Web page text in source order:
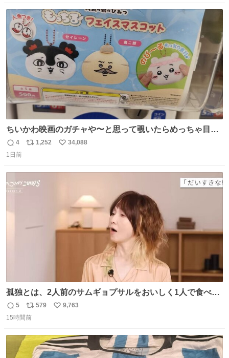
ト
数
数
ちいかわ映画のガチャや〜と思って覗いたらめっちゃ目合
って気まずい
返
信
4
リ
ト
1,252
い
34,088
1日前
孤独とは、2人前のサムギョプサルをおいしく1人で食べる
ことである←好きすぎる
返
信
5
リ
ポ
ト
数
579
い
数
9,763
15時間前